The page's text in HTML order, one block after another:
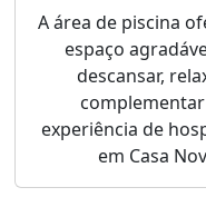
A área de piscina
espaço
descansar,
experiência de
em Casa